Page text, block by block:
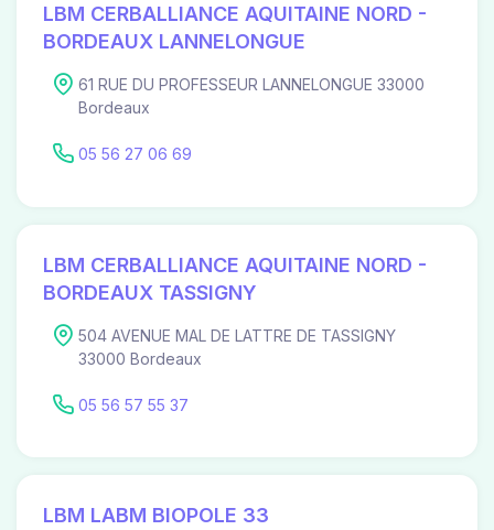
LBM CERBALLIANCE AQUITAINE NORD -
BORDEAUX LANNELONGUE
61 RUE DU PROFESSEUR LANNELONGUE 33000
Bordeaux
05 56 27 06 69
LBM CERBALLIANCE AQUITAINE NORD -
BORDEAUX TASSIGNY
504 AVENUE MAL DE LATTRE DE TASSIGNY
33000 Bordeaux
05 56 57 55 37
LBM LABM BIOPOLE 33